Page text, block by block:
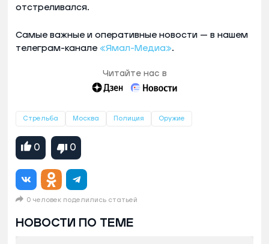
отстреливался.
Самые важные и оперативные новости — в нашем
телеграм-канале «Ямал-Медиа».
Читайте нас в
Стрельба Москва Полиция Оружие
0 0
0 человек поделились статьей
НОВОСТИ ПО ТЕМЕ